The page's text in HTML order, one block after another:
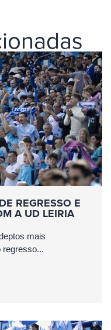
REGRESSO E
A UD LEIRIA
mais
regresso...